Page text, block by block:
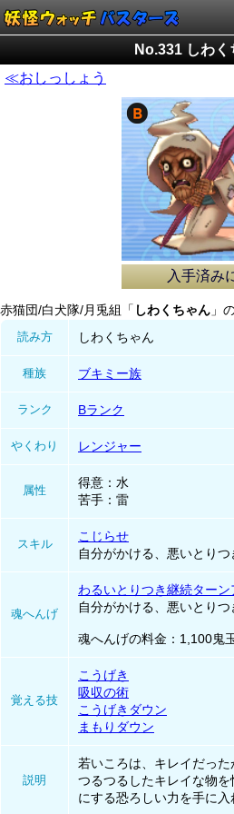
No.331 しわく
≪おしっしょう
入手済み
赤猫団/白犬隊/月兎組「 しわくちゃん 」
読み方
しわくちゃん
種族 ブキミー族
ランク Bランク
やくわり レンジャー
属性
得意：水
苦手：雷
スキル
こじらせ
自分がかける、悪いとりつ
魂へんげ
わるいとりつき継続ターン
自分がかける、悪いとりつ
魂へんげの料金：1,100鬼
覚える技
こうげき
吸収の術
こうげきダウン
まもりダウン
説明
若いころは、キレイだった
つるつるしたキレイな物
にする恐ろしい力を手に入